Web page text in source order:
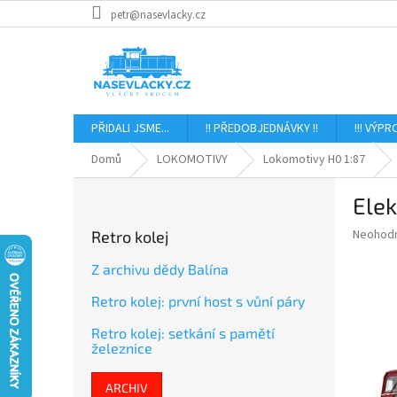
na
petr@nasevlacky.cz
PŘIDALI JSME... !! PŘEDOBJEDNÁVKY !! !!!
Domů
LOKOMOTIVY Lokomotivy H0 1:87
Retro kolej
Z archivu dědy Balína
Retro kolej: první host s vůní páry
Retro kolej: setkání s pamětí
železnice
ARCHIV